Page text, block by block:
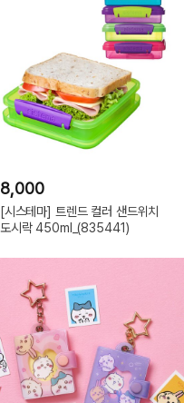
8,000
[시스테마] 트렌드 컬러 샌드위치
도시락 450ml_(835441)